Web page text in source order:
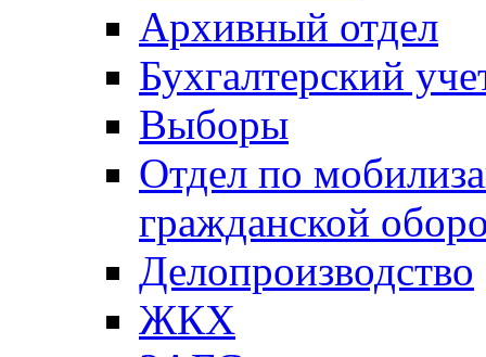
Архивный отдел
Бухгалтерский
Выборы
Отдел по
гражданской
Делопроизводство
ЖКХ